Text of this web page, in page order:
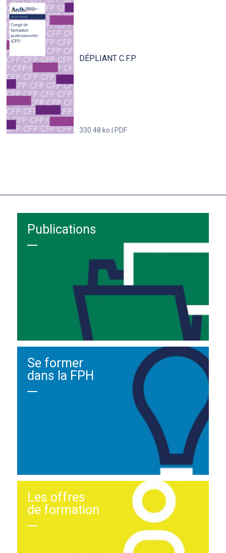
DÉPLIANT C.F.P.
330.48 ko | PDF
Publications
Se former
dans la FPH
Les offres
de formation